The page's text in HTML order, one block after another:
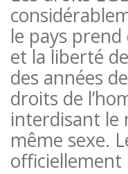
le pays
et la liberté
des années
droits de
interdisant le
même sexe.
officiellement